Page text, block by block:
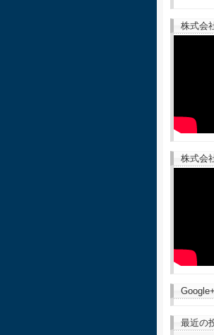
株式会
株式会
Google+
最近の